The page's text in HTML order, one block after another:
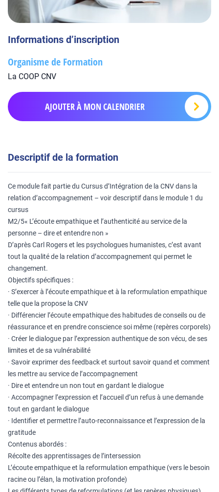
Informations d’inscription
Organisme de Formation
La COOP CNV
AJOUTER À MON CALENDRIER
Descriptif de la formation
Ce module fait partie du Cursus d’Intégration de la CNV dans la
relation d’accompagnement – voir descriptif dans le module 1 du
cursus
M2/5« L’écoute empathique et l’authenticité au service de la
personne – dire et entendre non »
D’après Carl Rogers et les psychologues humanistes, c’est avant
tout la qualité de la relation d’accompagnement qui permet le
changement.
Objectifs spécifiques :
· S’exercer à l’écoute empathique et à la reformulation empathique
telle que la propose la CNV
· Différencier l’écoute empathique des habitudes de conseils ou de
réassurance et en prendre conscience soi même (repères corporels)
· Créer le dialogue par l’expression authentique de son vécu, de ses
limites et de sa vulnérabilité
· Savoir exprimer des feedback et surtout savoir quand et comment
les mettre au service de l’accompagnement
· Dire et entendre un non tout en gardant le dialogue
· Accompagner l’expression et l’accueil d’un refus à une demande
tout en gardant le dialogue
· Identifier et permettre l’auto-reconnaissance et l’expression de la
gratitude
Contenus abordés :
Récolte des apprentissages de l’intersession
L’écoute empathique et la reformulation empathique (vers le besoin
racine ou l’élan, la motivation profonde)